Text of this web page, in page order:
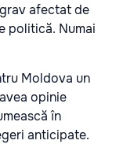
afectat de
politică. Numai
Moldova un
opinie
în
anticipate.